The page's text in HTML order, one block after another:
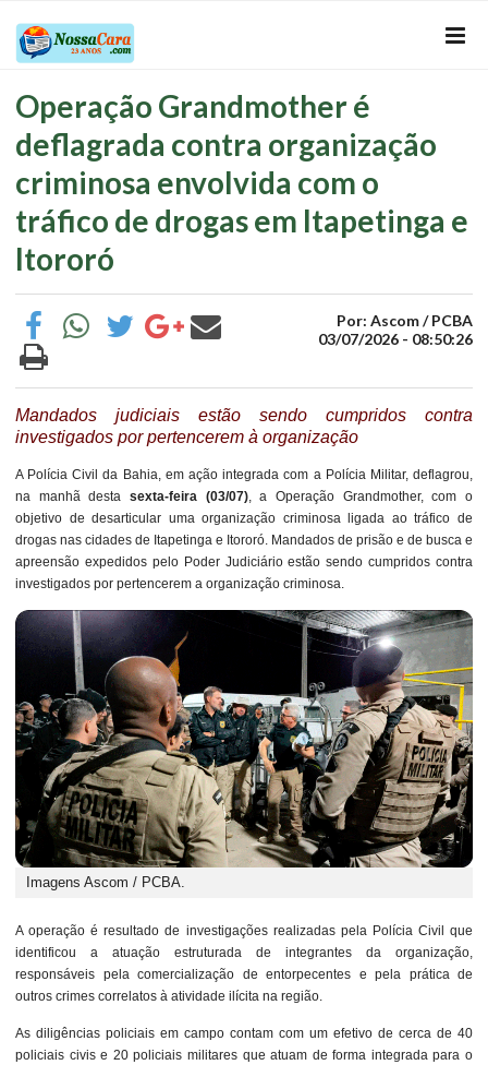
Operação Grandmother é
deflagrada contra organização
criminosa envolvida com o
tráfico de drogas em Itapetinga e
Itororó
Por: Ascom / PCBA
03/07/2026 - 08:50:26
Mandados judiciais estão sendo cumpridos contra
investigados por pertencerem à organização
A Polícia Civil da Bahia, em ação integrada com a Polícia Militar, deflagrou,
na manhã desta sexta-feira (03/07), a Operação Grandmother, com o
objetivo de desarticular uma organização criminosa ligada ao tráfico de
drogas nas cidades de Itapetinga e Itororó. Mandados de prisão e de busca e
apreensão expedidos pelo Poder Judiciário estão sendo cumpridos contra
investigados por pertencerem a organização criminosa.
Imagens Ascom / PCBA.
A operação é resultado de investigações realizadas pela Polícia Civil que
identificou a atuação estruturada de integrantes da organização,
responsáveis pela comercialização de entorpecentes e pela prática de
outros crimes correlatos à atividade ilícita na região.
As diligências policiais em campo contam com um efetivo de cerca de 40
policiais civis e 20 policiais militares que atuam de forma integrada para o